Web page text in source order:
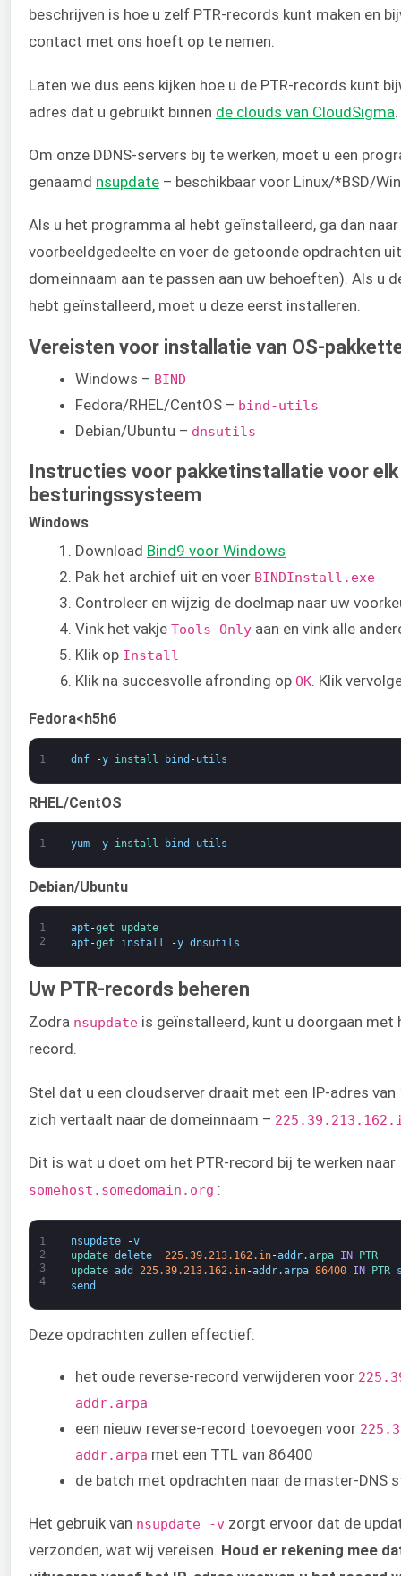
beschrijven is hoe u zelf PTR-records kunt maken en
contact met ons hoeft op te nemen.
Laten we dus eens kijken hoe u de PTR-records kunt
adres dat u gebruikt binnen de clouds van CloudSigma
Om onze DDNS-servers bij te werken, moet u een
genaamd nsupdate – beschikbaar voor Linux/*BSD/
Als u het programma al hebt geïnstalleerd, ga dan
voorbeeldgedeelte en voer de getoonde opdrachten
domeinnaam aan te passen aan uw behoeften). Als u
hebt geïnstalleerd, moet u deze eerst installeren.
Vereisten voor installatie van OS-
Windows – BIND
Fedora/RHEL/CentOS – bind-utils
Debian/Ubuntu – dnsutils
Instructies voor pakketinstallatie voor elk
besturingssysteem
Windows
Download Bind9 voor Windows
Pak het archief uit en voer BINDInstall.exe
Controleer en wijzig de doelmap naar uw
Vink het vakje Tools Only aan en vink alle
Klik op Install
Klik na succesvolle afronding op OK. Klik
Fedora<h5h6
1 dnf -y install bind -utils
RHEL/CentOS
1 yum -y install bind -utils
Debian/Ubuntu
1
2
apt -get
update
apt -get install -y dnsutils
Uw PTR-records beheren
Zodra nsupdate is geïnstalleerd, kunt u doorgaan met
record.
Stel dat u een cloudserver draait met een IP-adres van
zich vertaalt naar de domeinnaam –
Dit is wat u doet om het PTR-record bij te werken naar
somehost.somedomain.org :
1
2
3
4
nsupdate -v
update delete 225.39.213.162.in-addr.arpa IN
PTR
update add 225.39.213.162.in-addr.arpa 86400 IN PTR
send
Deze opdrachten zullen effectief:
het oude reverse-record verwijderen voor
addr.arpa
een nieuw reverse-record toevoegen voor
addr.arpa met een TTL van 86400
de batch met opdrachten naar de master-DNS
Het gebruik van nsupdate -v zorgt ervoor dat de
verzonden, wat wij vereisen. Houd er rekening mee